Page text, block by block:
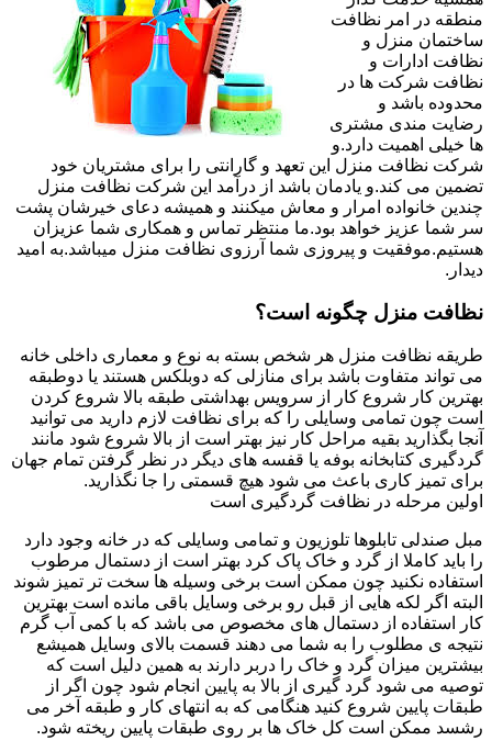
منطقه در امر نظافت
ساختمان منزل و
نظافت ادارات و
نظافت شرکت ها در
محدوده باشد و
رضایت مندی مشتری
ها خیلی اهمیت دارد.و
شرکت نظافت منزل این تعهد و گارانتی را برای مشتریان خود
تضمین می کند.و یادمان باشد از درآمد این شرکت نظافت منزل
چندین خانواده امرار و معاش میکنند و همیشه دعای خیرشان پشت
سر شما عزیز خواهد بود.ما منتظر تماس و همکاری شما عزیزان
هستیم.موفقیت و پیروزی شما آرزوی نظافت منزل میباشد.به امید
دیدار.
نظافت منزل چگونه است؟
طریقه نظافت منزل هر شخص بسته به نوع و معماری داخلی خانه
می تواند متفاوت باشد برای منازلی که دوبلکس هستند یا دوطبقه
بهترین کار شروع کار از سرویس بهداشتی طبقه بالا شروع کردن
است چون تمامی وسایلی را که برای نظافت لازم دارید می توانید
آنجا بگذارید بقیه مراحل کار نیز بهتر است از بالا شروع شود مانند
گردگیری کتابخانه بوفه یا قفسه های دیگر در نظر گرفتن تمام جهان
برای تمیز کاری باعث می شود هیچ قسمتی را جا نگذارید.
اولین مرحله در نظافت گردگیری است
مبل صندلی تابلوها تلوزیون و تمامی وسایلی که در خانه وجود دارد
را باید کاملا از گرد و خاک پاک کرد بهتر است از دستمال مرطوب
استفاده نکنید چون ممکن است برخی وسیله ها سخت تر تمیز شوند
البته اگر لکه هایی از قبل رو برخی وسایل باقی مانده است بهترین
کار استفاده از دستمال های مخصوص می باشد که با کمی آب گرم
نتیجه ی مطلوب را به شما می دهند قسمت بالای وسایل همیشع
بیشترین میزان گرد و خاک را دربر دارند به همین دلیل است که
توصیه می شود گرد گیری از بالا به پایین انجام شود چون اگر از
طبقات پایین شروع کنید هنگامی که به انتهای کار و طبقه آخر می
رشسد ممکن است کل خاک ها بر روی طبقات پایین ریخته شود.